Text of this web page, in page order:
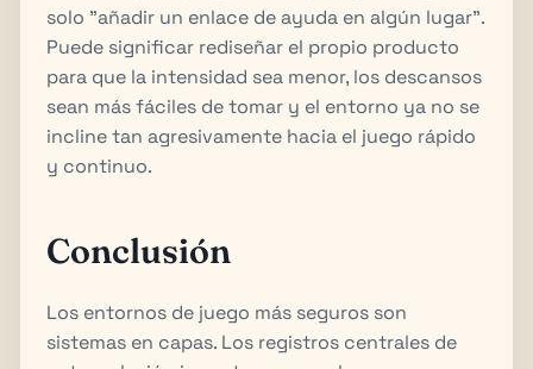
solo "añadir un enlace de ayuda en algún lugar".
Puede significar rediseñar el propio producto
para que la intensidad sea menor, los descansos
sean más fáciles de tomar y el entorno ya no se
incline tan agresivamente hacia el juego rápido
y continuo.
Conclusión
Los entornos de juego más seguros son
sistemas en capas. Los registros centrales de